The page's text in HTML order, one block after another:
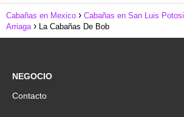
Cabañas en Mexico Cabañas en San Luis Potosi
Arriaga
La Cabañas De Bob
NEGOCIO
Contacto